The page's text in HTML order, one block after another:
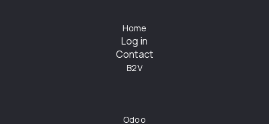
Home
Log in
Contact
B2V
Odoo